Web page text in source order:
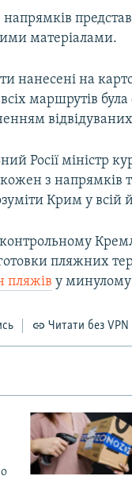
матеріалами.
нанесені на
маршрутів
Росії міністр
з напрямків
Крим у всій
пляжних
пляжів у минулому
Читати без VPN